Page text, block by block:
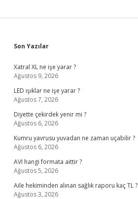
Sidebar
Son Yazılar
Xatral XL ne işe yarar ?
Ağustos 9, 2026
LED ışıklar ne işe yarar ?
Ağustos 7, 2026
Diyette çekirdek yenir mi ?
Ağustos 6, 2026
Kumru yavrusu yuvadan ne zaman uçabilir ?
Ağustos 6, 2026
AVI hangi formata aittir ?
Ağustos 5, 2026
Aile hekiminden alınan sağlık raporu kaç TL ?
Ağustos 3, 2026